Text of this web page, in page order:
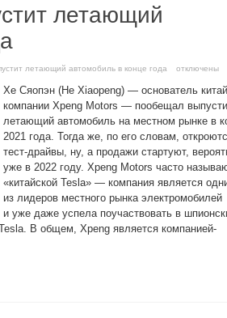
летающий
летающий автомобиль в конце года отключены
Хе Сяопэн (He Xiaopeng) — основатель
компании Xpeng Motors — пообещал
летающий автомобиль на местном рынке в
2021 года. Тогда же, по его словам,
тест-драйвы, ну, а продажи стартуют,
уже в 2022 году. Xpeng Motors часто
«китайской Tesla» — компания является
из лидеров местного рынка электромобилей
и уже даже успела поучаствовать в
В общем, Xpeng является компанией-